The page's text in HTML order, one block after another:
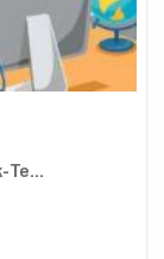
Te...